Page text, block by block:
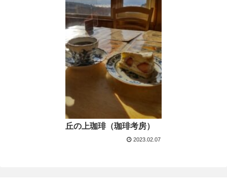
丘の上珈琲（珈琲考房）
2023.02.07